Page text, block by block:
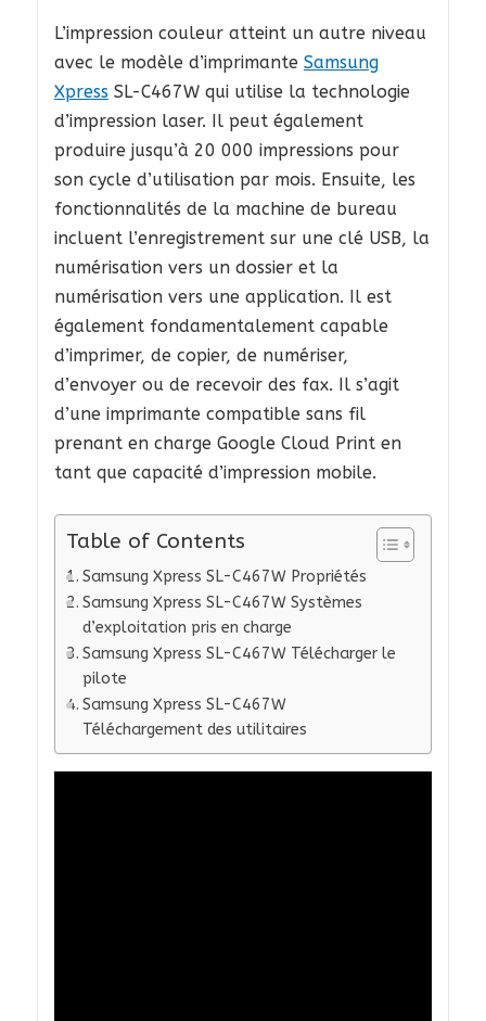
L’impression couleur atteint un autre niveau
avec le modèle d’imprimante Samsung
XpressSL-C467W qui utilise la technologie
d’impression laser. Il peut également
produire jusqu’à 20 000 impressions pour
son cycle d’utilisation par mois. Ensuite, les
fonctionnalités de la machine de bureau
incluent l’enregistrement sur une clé USB, la
numérisation vers un dossier et la
numérisation vers une application. Il est
également fondamentalement capable
d’imprimer, de copier, de numériser,
d’envoyer ou de recevoir des fax. Il s’agit
d’une imprimante compatible sans fil
prenant en charge Google Cloud Print en
tant que capacité d’impression mobile.
Table of Contents
Samsung Xpress SL-C467W Propriétés
Samsung Xpress SL-C467W Systèmes
d’exploitation pris en charge
Samsung Xpress SL-C467W Télécharger le
pilote
Samsung Xpress SL-C467W
Téléchargement des utilitaires